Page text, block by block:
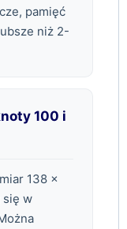
pamięć
niż 2-
100 i
138 ×
się w